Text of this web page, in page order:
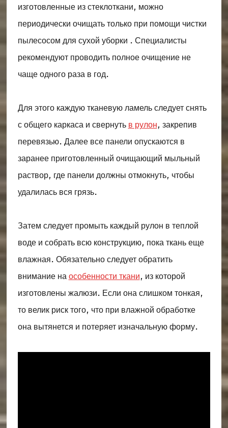
изготовленные из стеклоткани, можно
периодически очищать только при помощи чистки
пылесосом для сухой уборки . Специалисты
рекомендуют проводить полное очищение не
чаще одного раза в год.
Для этого каждую тканевую ламель следует снять
с общего каркаса и свернуть в рулон, закрепив
перевязью. Далее все панели опускаются в
заранее приготовленный очищающий мыльный
раствор, где панели должны отмокнуть, чтобы
удалилась вся грязь.
Затем следует промыть каждый рулон в теплой
воде и собрать всю конструкцию, пока ткань еще
влажная. Обязательно следует обратить
внимание наособенности ткани, из которой
изготовлены жалюзи. Если она слишком тонкая,
то велик риск того, что при влажной обработке
она вытянется и потеряет изначальную форму.